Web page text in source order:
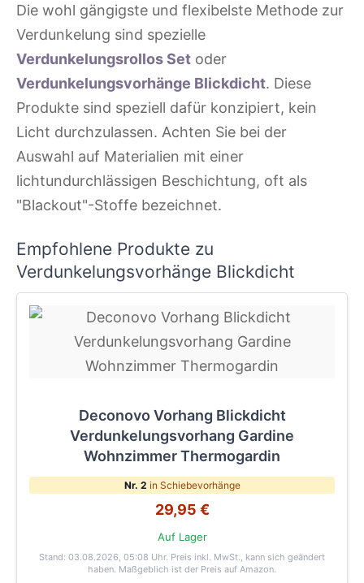
Die wohl gängigste und flexibelste Methode zur
Verdunkelung sind spezielle
Verdunkelungsrollos Set oder
Verdunkelungsvorhänge Blickdicht. Diese
Produkte sind speziell dafür konzipiert, kein
Licht durchzulassen. Achten Sie bei der
Auswahl auf Materialien mit einer
lichtundurchlässigen Beschichtung, oft als
"Blackout"-Stoffe bezeichnet.
Empfohlene Produkte zu
Verdunkelungsvorhänge Blickdicht
Deconovo Vorhang Blickdicht
Verdunkelungsvorhang Gardine
Wohnzimmer Thermogardin
Nr. 2 in Schiebevorhänge
29,95 €
Auf Lager
Stand: 03.08.2026, 05:08 Uhr. Preis inkl. MwSt., kann sich geändert
haben. Maßgeblich ist der Preis auf Amazon.